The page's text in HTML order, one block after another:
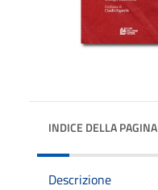
INDICE DELLA PAGINA
Descrizione